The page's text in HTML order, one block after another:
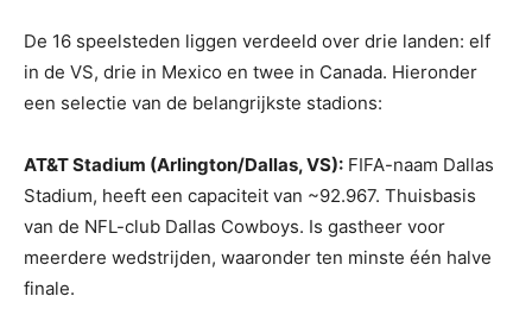
De 16 speelsteden liggen verdeeld over drie landen: elf
in de VS, drie in Mexico en twee in Canada. Hieronder
een selectie van de belangrijkste stadions:
AT&T Stadium (Arlington/Dallas, VS): FIFA-naam Dallas
Stadium, heeft een capaciteit van ~92.967. Thuisbasis
van de NFL-club Dallas Cowboys. Is gastheer voor
meerdere wedstrijden, waaronder ten minste één halve
finale.